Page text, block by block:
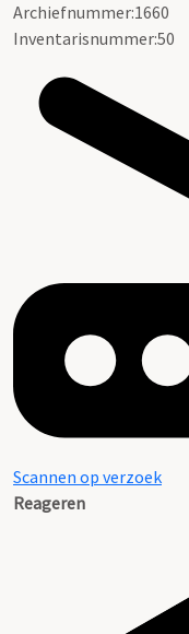
Archiefnummer:1660
Inventarisnummer:50
Scannen op verzoek
Reageren